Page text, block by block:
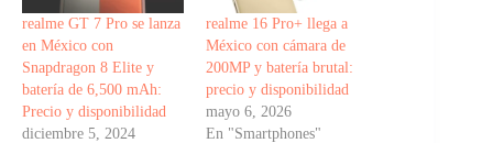
realme GT 7 Pro se lanza
en México con
Snapdragon 8 Elite y
batería de 6,500 mAh:
Precio y disponibilidad
diciembre 5, 2024
realme 16 Pro+ llega a
México con cámara de
200MP y batería brutal:
precio y disponibilidad
mayo 6, 2026
En "Smartphones"